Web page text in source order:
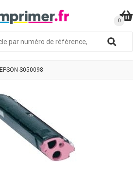
EPSON S050098